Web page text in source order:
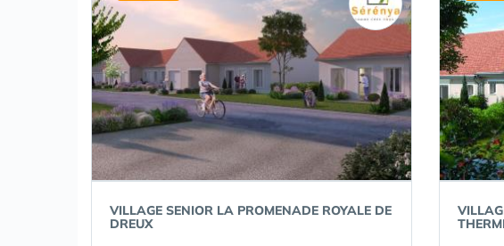
VILLAGE SENIOR LA PROMENADE ROYALE DE
DREUX